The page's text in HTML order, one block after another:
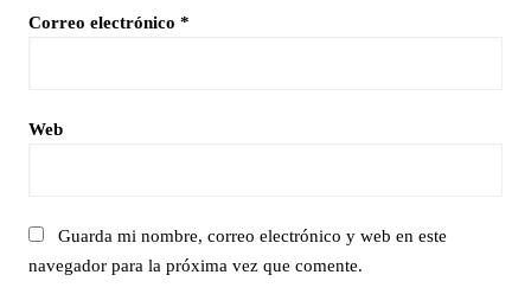
Correo electrónico *
Web
Guarda mi nombre, correo electrónico y web en este
navegador para la próxima vez que comente.